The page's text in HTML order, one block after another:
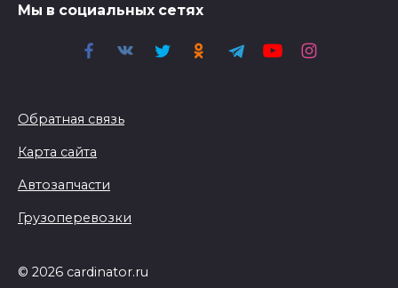
Мы в социальных сетях
Обратная связь
Карта сайта
Автозапчасти
Грузоперевозки
© 2026 cardinator.ru